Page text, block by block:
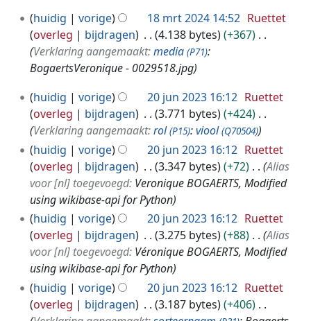
huidig vorige 18 mrt 2024 14:52 Ruettet
overleg
bijdragen 4.138 bytes
+367
Verklaring aangemaakt:media (P71):
BogaertsVeronique - 0029518.jpg
huidig vorige 20 jun 2023 16:12 Ruettet
overleg
bijdragen 3.771 bytes
+424
Verklaring aangemaakt:rol (P15):viool (Q70504)
huidig vorige 20 jun 2023 16:12 Ruettet
overleg
bijdragen 3.347 bytes +72
Alias
voor [nl] toegevoegd: Veronique BOGAERTS, Modified
using wikibase-api for Python
huidig
vorige 20 jun 2023 16:12 Ruettet
overleg
bijdragen 3.275 bytes +88
Alias
voor [nl] toegevoegd: Véronique BOGAERTS, Modified
using wikibase-api for Python
huidig
vorige 20 jun 2023 16:12 Ruettet
overleg
bijdragen 3.187 bytes
+406